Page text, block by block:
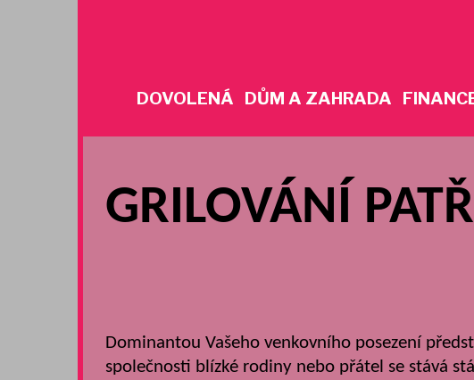
DOVOLENÁ DŮM A ZAHRADA
GRILOVÁNÍ
Dominantou Vašeho venkovního posezení
společnosti blízké rodiny nebo přátel se stává